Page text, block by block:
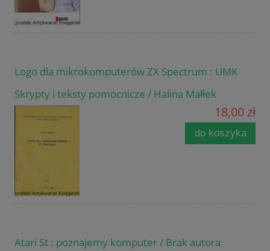
Logo dla mikrokomputerów ZX Spectrum : UMK
Skrypty i teksty pomocnicze / Halina Małłek
18,00 zł
do koszyka
Atari St : poznajemy komputer / Brak autora